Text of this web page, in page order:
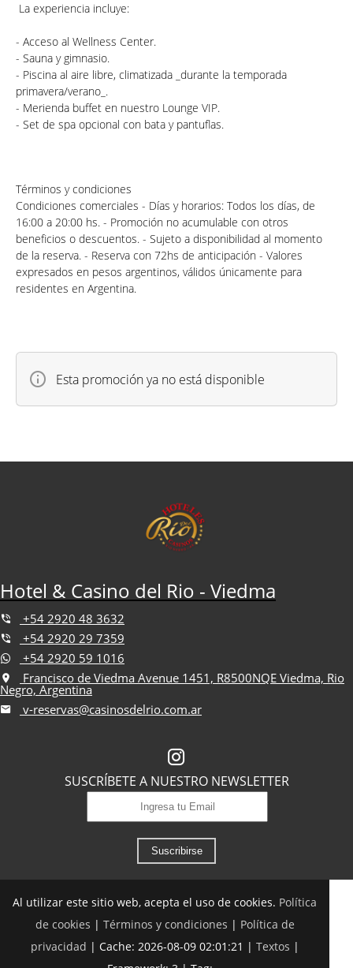
La experiencia incluye:
- Acceso al Wellness Center.
- Sauna y gimnasio.
- Piscina al aire libre, climatizada _durante la temporada
primavera/verano_.
- Merienda buffet en nuestro Lounge VIP.
- Set de spa opcional con bata y pantuflas.
Términos y condiciones
Condiciones comerciales - Días y horarios: Todos los días, de
16:00 a 20:00 hs. - Promoción no acumulable con otros
beneficios o descuentos. - Sujeto a disponibilidad al momento
de la reserva. - Reserva con 72hs de anticipación - Valores
expresados en pesos argentinos, válidos únicamente para
residentes en Argentina.
Esta promoción ya no está disponible
Hotel & Casino del Rio - Viedma
+54 2920 48 3632
+54 2920 29 7359
+54 2920 59 1016
Francisco de Viedma Avenue 1451, R8500NQE Viedma, Rio
Negro, Argentina
v-reservas@casinosdelrio.com.ar
SUSCRÍBETE A NUESTRO NEWSLETTER
Suscribirse
Al utilizar este sitio web, acepta el uso de cookies. Política
de cookies | Términos y condiciones | Política de
privacidad | Cache: 2026-08-09 02:01:21 | Textos |